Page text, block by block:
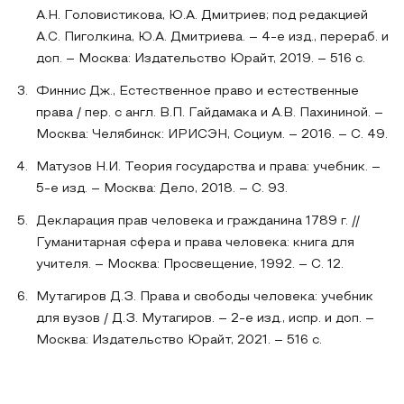
А.Н. Головистикова, Ю.А. Дмитриев; под редакцией
А.С. Пиголкина, Ю.А. Дмитриева. – 4-е изд., перераб. и
доп. – Москва: Издательство Юрайт, 2019. – 516 с.
Финнис Дж., Естественное право и естественные
права / пер. с англ. В.П. Гайдамака и А.В. Пахининой. –
Москва: Челябинск: ИРИСЭН, Социум. – 2016. – С. 49.
Матузов Н.И. Теория государства и права: учебник. –
5-е изд. – Москва: Дело, 2018. – С. 93.
Декларация прав человека и гражданина 1789 г. //
Гуманитарная сфера и права человека: книга для
учителя. – Москва: Просвещение, 1992. – С. 12.
Мутагиров Д.З. Права и свободы человека: учебник
для вузов / Д.З. Мутагиров. – 2-е изд., испр. и доп. –
Москва: Издательство Юрайт, 2021. – 516 с.